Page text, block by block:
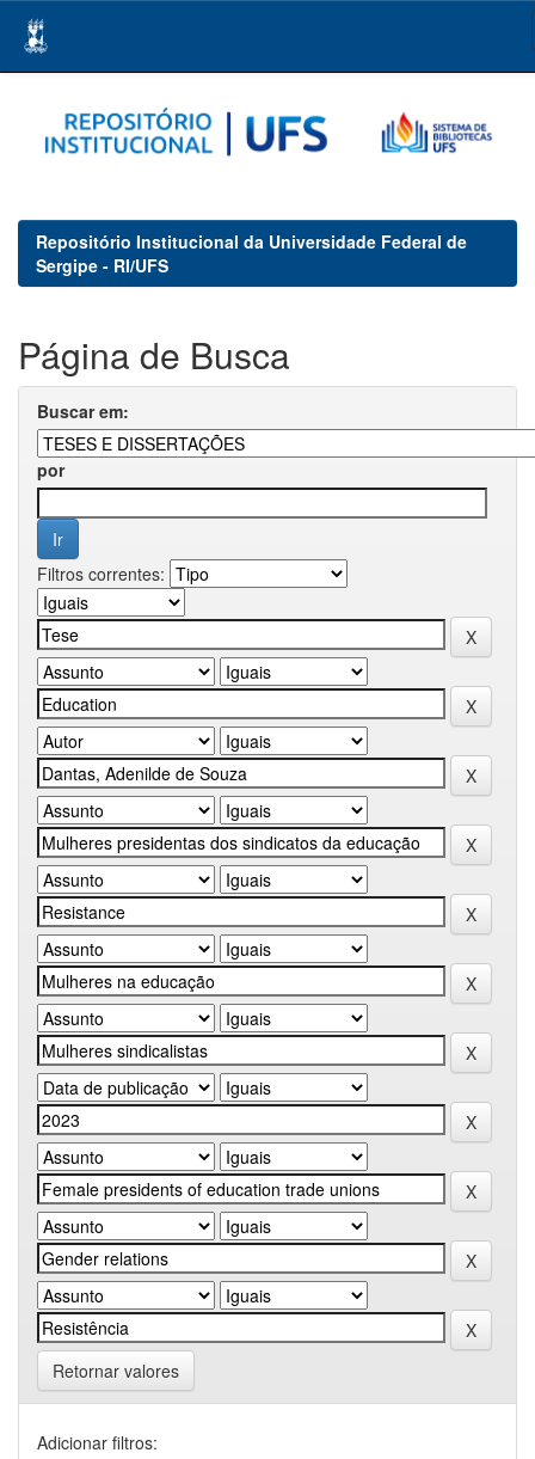
navigation
Repositório Institucional da Universidade Federal de
Sergipe - RI/UFS
Página de Busca
Buscar em:
por
Filtros correntes:
Retornar valores
Adicionar filtros: